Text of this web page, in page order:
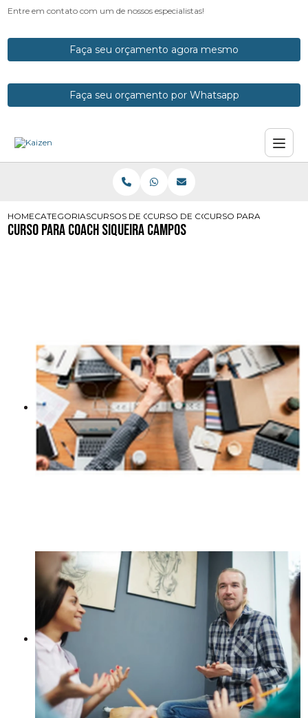
Entre em contato com um de nossos especialistas!
Faça seu orçamento agora mesmo
Faça seu orçamento por Whatsapp
HOMECATEGORIASCURSOS DE COACHCURSO DE COACHCURSO PARA COACH
Curso para Coach Siqueira Campos